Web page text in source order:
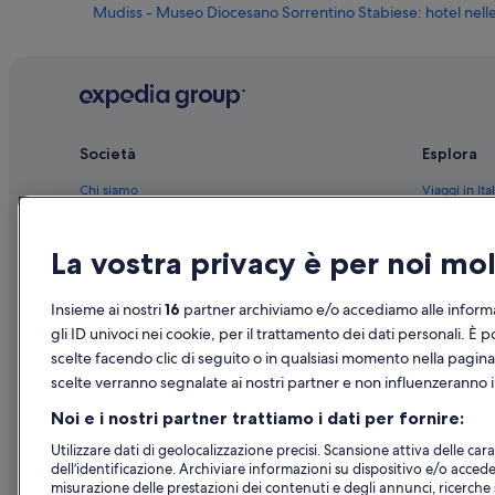
Mudiss - Museo Diocesano Sorrentino Stabiese: hotel
Villa San Marco: hotel nelle vicinanze
Castellammare di Stabia: Boutique hotel
Castellammare di Stabia: Hotel con Wi-Fi
Castellammare di Stabia: Hotel con servizi business
Castellammare di Stabia: Hotel con animali ammessi
Castellammare di Stabia: Hotel con bar
Villaggio Monte Faito: Hotel per chi ama l'avventura
Villaggio Monte Faito: hotel a 5 stelle
Castellammare di Stabia: hotel a 3 stelle
Società
Chi siamo
Aggiungi la tua struttura
Novità e comunicati stampa
Pubblicità
Esplora
Viaggi in
Case
Voli
Noleggio
La vostra privacy è per noi
Insieme ai nostri16 partner archiviamo e/o accediamo alle
gli ID univoci nei cookie, per il trattamento dei dati personali. È
scelte facendo clic di seguito o in qualsiasi momento nella
scelte verranno segnalate ai nostri partner e non influenzeranno
Noi e i nostri partner trattiamo i dati per fornire:
Utilizzare dati di geolocalizzazione precisi. Scansione attiva delle
dell’identificazione. Archiviare informazioni su dispositivo e/o
misurazione delle prestazioni dei contenuti e degli annunci,